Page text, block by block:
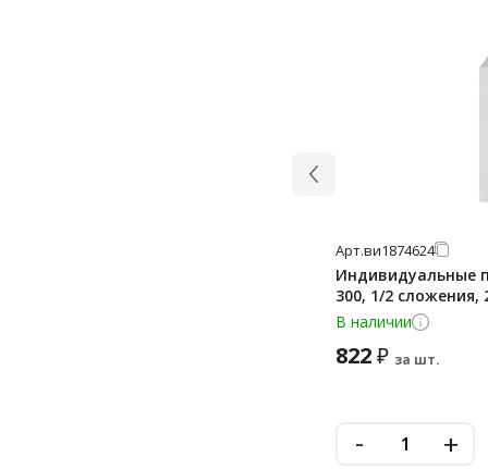
Арт.ви1874624
Индивидуальные
300, 1/2 сложения,
В наличии
822₽ за шт.
- +